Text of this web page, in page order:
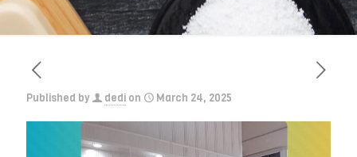
Published by dedi on March 24, 2025